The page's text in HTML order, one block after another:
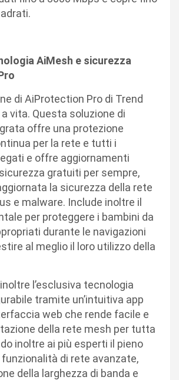
AiMesh e sicurezza
di AiProtection Pro di Trend
vita. Questa soluzione di
offre una protezione
per la rete e tutti i
e offre aggiornamenti
gratuiti per sempre,
la sicurezza della rete
e malware. Include inoltre il
per proteggere i bambini da
durante le navigazioni
al meglio il loro utilizzo della
l’esclusiva tecnologia
tramite un’intuitiva app
web che rende facile e
della rete mesh per tutta
inoltre ai più esperti il pieno
di rete avanzate,
della larghezza di banda e